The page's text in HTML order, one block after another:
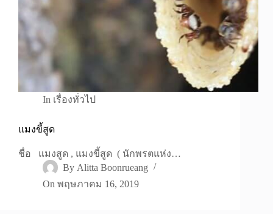
In เรื่องทั่วไป
แมงขี้สูด
ชื่อ แมงสูด , แมงขี้สูด ( นักพรตแห่ง…
By Alitta Boonrueang
On พฤษภาคม 16, 2019